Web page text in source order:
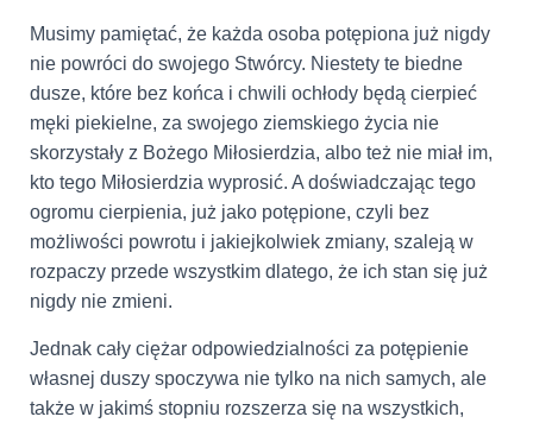
Musimy pamiętać, że każda osoba potępiona już nigdy
nie powróci do swojego Stwórcy. Niestety te biedne
dusze, które bez końca i chwili ochłody będą cierpieć
męki piekielne, za swojego ziemskiego życia nie
skorzystały z Bożego Miłosierdzia, albo też nie miał im,
kto tego Miłosierdzia wyprosić. A doświadczając tego
ogromu cierpienia, już jako potępione, czyli bez
możliwości powrotu i jakiejkolwiek zmiany, szaleją w
rozpaczy przede wszystkim dlatego, że ich stan się już
nigdy nie zmieni.
Jednak cały ciężar odpowiedzialności za potępienie
własnej duszy spoczywa nie tylko na nich samych, ale
także w jakimś stopniu rozszerza się na wszystkich,